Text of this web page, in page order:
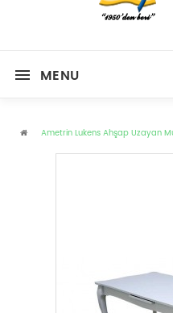
MENU
Ametrin Lukens Ahşap Uzayan